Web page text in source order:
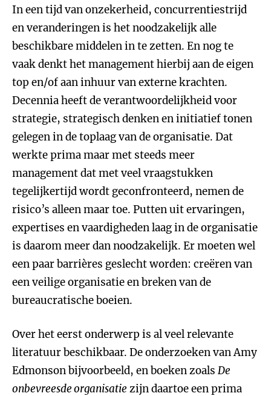
In een tijd van onzekerheid, concurrentiestrijd
en veranderingen is het noodzakelijk alle
beschikbare middelen in te zetten. En nog te
vaak denkt het management hierbij aan de eigen
top en/of aan inhuur van externe krachten.
Decennia heeft de verantwoordelijkheid voor
strategie, strategisch denken en initiatief tonen
gelegen in de toplaag van de organisatie. Dat
werkte prima maar met steeds meer
management dat met veel vraagstukken
tegelijkertijd wordt geconfronteerd, nemen de
risico’s alleen maar toe. Putten uit ervaringen,
expertises en vaardigheden laag in de organisatie
is daarom meer dan noodzakelijk. Er moeten wel
een paar barrières geslecht worden: creëren van
een veilige organisatie en breken van de
bureaucratische boeien.
Over het eerst onderwerp is al veel relevante
literatuur beschikbaar. De onderzoeken van Amy
Edmonson bijvoorbeeld, en boeken zoals De
onbevreesde organisatie zijn daartoe een prima